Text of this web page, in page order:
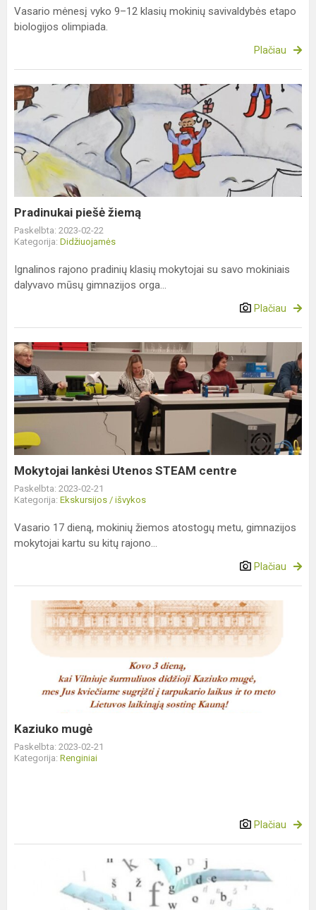
Vasario mėnesį vyko 9–12 klasių mokinių savivaldybės etapo
biologijos olimpiada.
Plačiau
Pradinukai
piešė
žiemą
Pradinukai piešė žiemą
Paskelbta: 2023-02-22
Kategorija: Didžiuojamės
Ignalinos rajono pradinių klasių mokytojai su savo mokiniais
dalyvavo mūsų gimnazijos orga...
Plačiau
Mokytojai
lankėsi
Utenos
STEAM
centre
Mokytojai lankėsi Utenos STEAM centre
Paskelbta: 2023-02-21
Kategorija: Ekskursijos / išvykos
Vasario 17 dieną, mokinių žiemos atostogų metu, gimnazijos
mokytojai kartu su kitų rajono...
Plačiau
Kaziuko
Kaziuko mugė
Paskelbta: 2023-02-21
Kategorija: Renginiai
Plačiau
savivaldybės